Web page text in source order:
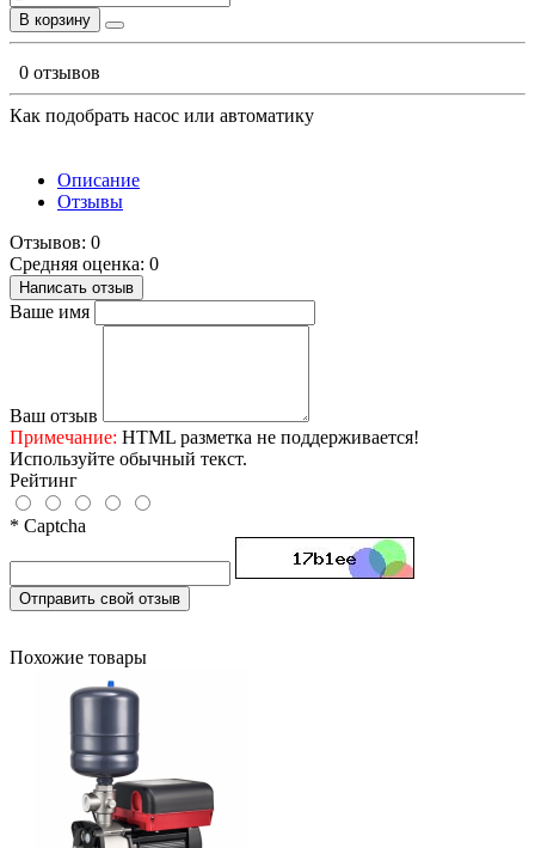
В корзину
0 отзывов
Как подобрать насос или автоматику
Описание
Отзывы
Отзывов: 0
Средняя оценка: 0
Написать отзыв
Ваше имя
Ваш отзыв
Примечание: HTML разметка не поддерживается!
Используйте обычный текст.
Рейтинг
* Captcha
Отправить свой отзыв
Похожие товары